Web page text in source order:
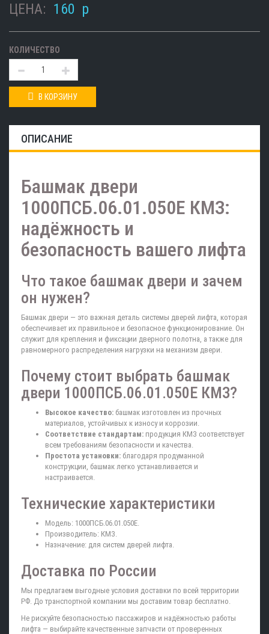
ЦЕНА: 160 p
КОЛИЧЕСТВО
В КОРЗИНУ
ОПИСАНИЕ
Башмак двери
1000ПСБ.06.01.050Е КМЗ:
надёжность и
безопасность вашего лифта
Что такое башмак двери и зачем
он нужен?
Башмак двери — это важная деталь системы дверей лифта, которая
обеспечивает их правильное и безопасное функционирование. Он
служит для крепления и фиксации дверного полотна, а также для
равномерного распределения нагрузки на механизм двери.
Почему стоит выбрать башмак
двери 1000ПСБ.06.01.050Е КМЗ?
Высокое качество: башмак изготовлен из прочных
материалов, устойчивых к износу и коррозии.
Соответствие стандартам: продукция КМЗ соответствует
всем требованиям безопасности и качества.
Простота установки: благодаря продуманной
конструкции, башмак легко устанавливается и
настраивается.
Технические характеристики
Модель: 1000ПСБ.06.01.050Е.
Производитель: КМЗ.
Назначение: для систем дверей лифта.
Доставка по России
Мы предлагаем выгодные условия доставки по всей территории
РФ. До транспортной компании мы доставим товар бесплатно.
Не рискуйте безопасностью пассажиров и надёжностью работы
лифта — выбирайте качественные запчасти от проверенных